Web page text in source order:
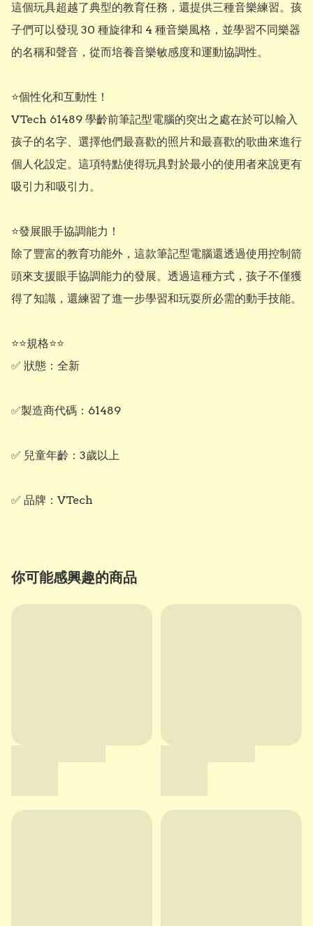
這個玩具超越了典型的教育任務，還提供三種音樂練習。孩
子們可以發現 30 種旋律和 4 種音樂風格，並學習不同樂器
的名稱和聲音，從而培養音樂敏感度和運動協調性。
⭐個性化和互動性！
VTech 61489 學齡前筆記型電腦的突出之處在於可以輸入
孩子的名字、選擇他們最喜歡的照片和最喜歡的歌曲來進行
個人化設定。這項特點使得玩具對於最小的使用者來說更有
吸引力和吸引力。
⭐發展眼手協調能力！
除了豐富的教育功能外，這款筆記型電腦還透過使用控制箭
頭來支援眼手協調能力的發展。透過這種方式，孩子不僅獲
得了知識，還練習了進一步學習和玩耍所必需的動手技能。
⭐⭐規格⭐⭐
✅ 狀態：全新
✅製造商代碼：61489
✅ 兒童年齡：3歲以上
✅ 品牌：VTech
你可能感興趣的商品